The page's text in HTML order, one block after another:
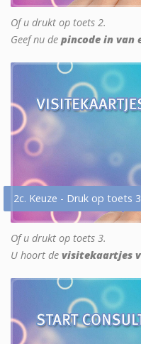
Of u drukt op toets 2.
Geef nu de pincode in van
2c. Keuze - Druk op toets
Of u drukt op toets 3.
U hoort de visitekaartjes